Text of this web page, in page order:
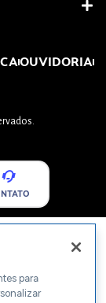
OUVIDORIA
para